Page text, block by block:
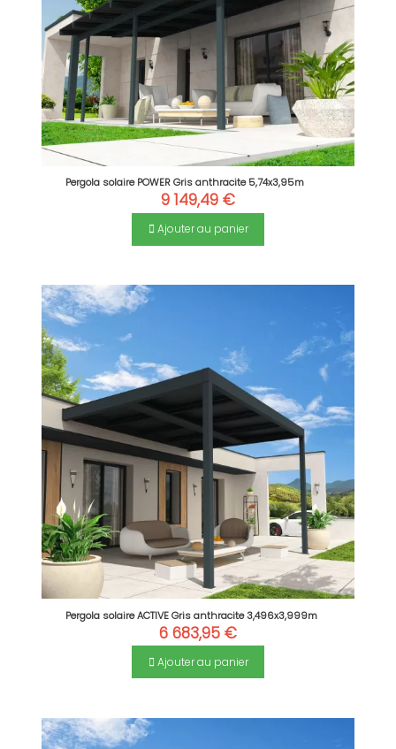
Pergola solaire POWER Gris anthracite 5,74x3,95m
9 149,49 €
Ajouter au panier
Pergola solaire ACTIVE Gris anthracite 3,496x3,999m
6 683,95 €
Ajouter au panier